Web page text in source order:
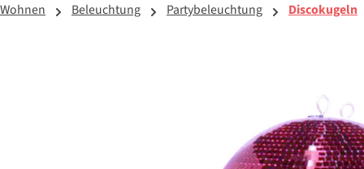
Wohnen Beleuchtung Partybeleuchtung Discokugeln